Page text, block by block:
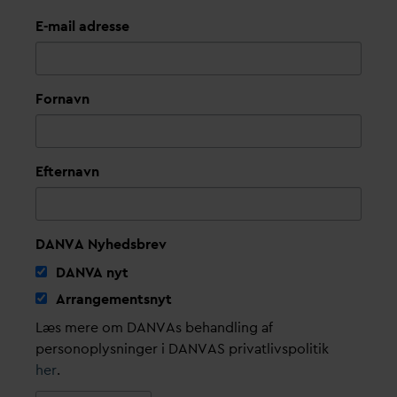
E-mail adresse
Fornavn
Efternavn
DANVA Nyhedsbrev
DANVA nyt
Arrangementsnyt
Læs mere om DANVAs behandling af
personoplysninger i DANVAS privatlivspolitik
her.